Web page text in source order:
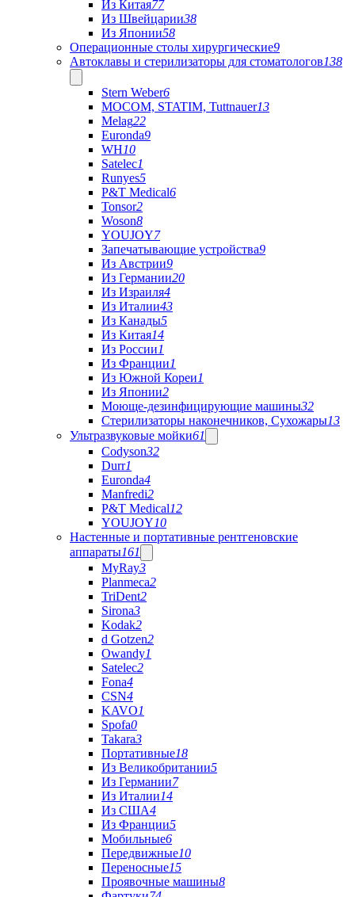
Из Китая77
Из Швейцарии38
Из Японии58
Операционные столы хирургические9
Автоклавы и стерилизаторы для стоматологов138
Stern Weber6
MOCOM, STATIM, Tuttnauer13
Melag22
Euronda9
WH10
Satelec1
Runyes5
P&T Medical6
Tonsor2
Woson8
YOUJOY7
Запечатывающие устройства9
Из Австрии9
Из Германии20
Из Израиля4
Из Италии43
Из Канады5
Из Китая14
Из России1
Из Франции1
Из Южной Кореи1
Из Японии2
Моюще-дезинфицирующие машины32
Стерилизаторы наконечников, Сухожары13
Ультразвуковые мойки61
Codyson32
Durr1
Euronda4
Manfredi2
P&T Medical12
YOUJOY10
Настенные и портативные рентгеновские
аппараты161
MyRay3
Planmeca2
TriDent2
Sirona3
Kodak2
d Gotzen2
Owandy1
Satelec2
Fona4
CSN4
KAVO1
Spofa0
Takara3
Портативные18
Из Великобритании5
Из Германии7
Из Италии14
Из США4
Из Франции5
Мобильные6
Передвижные10
Переносные15
Проявочные машины8